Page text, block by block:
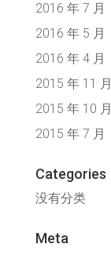
2016 年 7 月
2016 年 5 月
2016 年 4 月
2015 年 11 月
2015 年 10 月
2015 年 7 月
Categories
没有分类
Meta